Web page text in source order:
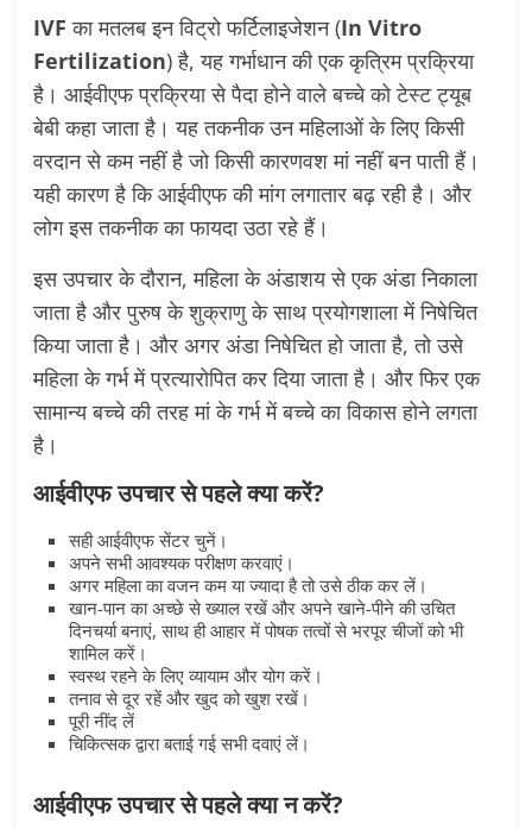
IVF का मतलब इन विट्रो फर्टिलाइजेशन (In Vitro
Fertilization) है, यह गर्भाधान की एक कृत्रिम प्रक्रिया
है। आईवीएफ प्रक्रिया से पैदा होने वाले बच्चे को टेस्ट ट्यूब
बेबी कहा जाता है। यह तकनीक उन महिलाओं के लिए किसी
वरदान से कम नहीं है जो किसी कारणवश मां नहीं बन पाती हैं।
यही कारण है कि आईवीएफ की मांग लगातार बढ़ रही है। और
लोग इस तकनीक का फायदा उठा रहे हैं।
इस उपचार के दौरान, महिला के अंडाशय से एक अंडा निकाला
जाता है और पुरुष के शुक्राणु के साथ प्रयोगशाला में निषेचित
किया जाता है। और अगर अंडा निषेचित हो जाता है, तो उसे
महिला के गर्भ में प्रत्यारोपित कर दिया जाता है। और फिर एक
सामान्य बच्चे की तरह मां के गर्भ में बच्चे का विकास होने लगता
है।
आईवीएफ उपचार से पहले क्या करें?
सही आईवीएफ सेंटर चुनें।
अपने सभी आवश्यक परीक्षण करवाएं।
अगर महिला का वजन कम या ज्यादा है तो उसे ठीक कर लें।
खान-पान का अच्छे से ख्याल रखें और अपने खाने-पीने की उचित
दिनचर्या बनाएं, साथ ही आहार में पोषक तत्वों से भरपूर चीजों को भी
शामिल करें।
स्वस्थ रहने के लिए व्यायाम और योग करें।
तनाव से दूर रहें और खुद को खुश रखें।
पूरी नींद लें
चिकित्सक द्वारा बताई गई सभी दवाएं लें।
आईवीएफ उपचार से पहले क्या न करें?